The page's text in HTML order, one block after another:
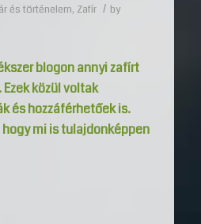
és történelem, Zafír / by
blogon annyi zafírt
közül voltak
és hozzáférhetőek is.
mi is tulajdonképpen